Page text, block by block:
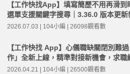
【工作快找App】填寫簡歷不用再滑
選單支援關鍵字搜尋｜3.36.0 版本更新
2026.07.03 | 104小編 | 26098觀看數
【工作快找 App】心儀職缺關閉別難
作」全新上線，精準對接新機會，求職
3.32.0 版本更新教學
2026.04.21 | 104小編 | 26500觀看數